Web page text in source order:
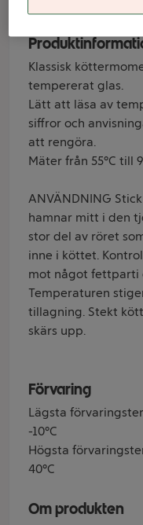
Klassisk
tempererat glas.
Lätt att läsa av
siffror och
att rengöra.
Mäter från 55°C till
ANVÄNDNING
hamnar mitt i den
stor del av röret
inne i köttet.
mot något fettparti
Temperaturen
tillagning. Stekt
skärs upp.
Förvaring
Lägsta
-10°C
Högsta
40°C
Om produkten